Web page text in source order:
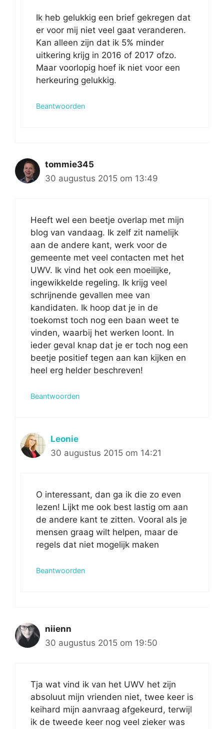
Ik heb gelukkig een brief gekregen dat
er voor mij niet veel gaat veranderen.
Kan alleen zijn dat ik 5% minder
uitkering krijg in 2016 of 2017 ofzo.
Maar voorlopig hoef ik niet voor een
herkeuring gelukkig.
Beantwoorden
tommie345
30 augustus 2015 om 13:49
Heeft wel een beetje overlap met mijn
blog van vandaag. Ik zelf zit namelijk
aan de andere kant, werk voor de
gemeente met veel contacten met het
UWV. Ik vind het ook een moeilijke,
ingewikkelde regeling. Ik krijg veel
schrijnende gevallen mee van
kandidaten. Ik hoop dat je in de
toekomst toch nog een baan weet te
vinden, waarbij het werken loont. In
ieder geval knap dat je er toch nog een
beetje positief tegen aan kan kijken en
heel erg helder beschreven!
Beantwoorden
Leonie
30 augustus 2015 om 14:21
O interessant, dan ga ik die zo even
lezen! Lijkt me ook best lastig om aan
de andere kant te zitten. Vooral als je
mensen graag wilt helpen, maar de
regels dat niet mogelijk maken
Beantwoorden
niienn
30 augustus 2015 om 19:50
Tja wat vind ik van het UWV het zijn
absoluut mijn vrienden niet, twee keer is
keihard mijn aanvraag afgekeurd, terwijl
ik de tweede keer nog veel zieker was